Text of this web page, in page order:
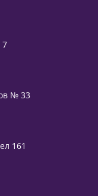
7
№ 33
161